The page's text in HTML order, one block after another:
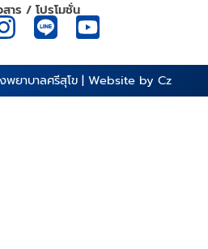
าร / โปรโมชั่น
พยาบาลศรีสุโข| Website by Cz